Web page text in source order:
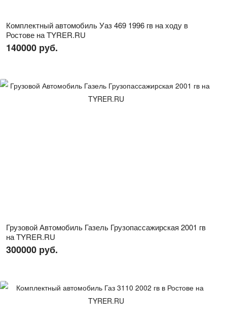
Комплектный автомобиль Уаз 469 1996 гв на ходу в
Ростове на TYRER.RU
140000 руб.
Грузовой Автомобиль Газель Грузопассажирская 2001 гв
на TYRER.RU
300000 руб.